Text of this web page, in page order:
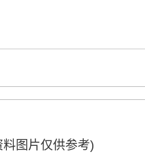
料图片仅供参考)